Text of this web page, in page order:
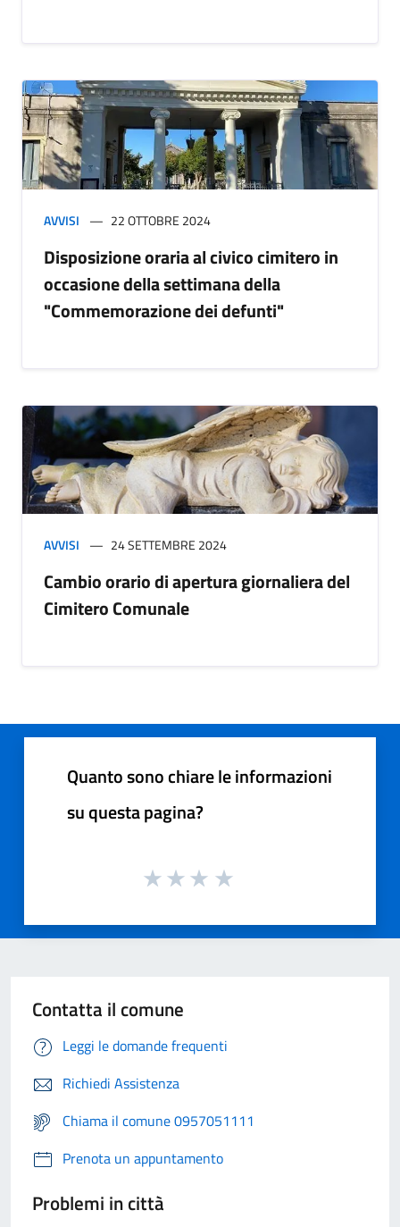
AVVISI 22 OTTOBRE 2024
Disposizione oraria al civico cimitero in
occasione della settimana della
"Commemorazione dei defunti"
AVVISI 24 SETTEMBRE 2024
Cambio orario di apertura giornaliera del
Cimitero Comunale
Quanto sono chiare le informazioni
su questa pagina?
Contatta il comune
Leggi le domande frequenti
Richiedi Assistenza
Chiama il comune 0957051111
Prenota un appuntamento
Problemi in città